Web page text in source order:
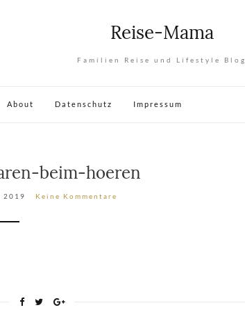
Reise-Mama
Familien Reise und Lifestyle Blog
About Datenschutz Impressum
beim-hoeren
2019 Keine Kommentare